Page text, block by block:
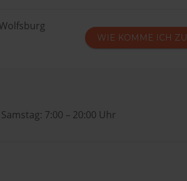
WIE KOMME ICH ZU
7:00 – 20:00 Uhr